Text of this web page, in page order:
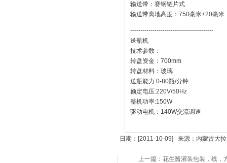
输送带：赛钢链片式
输送带离地高度：750毫米±20毫米
-----------------------------------------
送瓶机
技术参数：
转盘资金：700mm
转盘材料：玻璃
送瓶能力:0-80瓶/分钟
额定电压:220V/50Hz
整机功率:150W
驱动电机：140W交流调速
日期：[2011-10-09] 来源：内蒙古大
上一篇：花生酱灌装包装，线，